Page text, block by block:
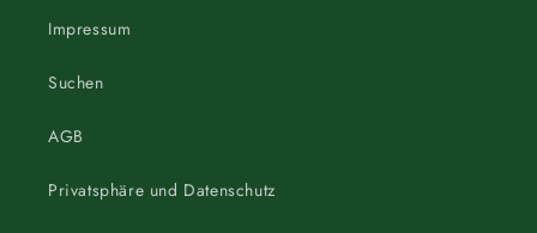
Impressum
Suchen
AGB
Privatsphäre und Datenschutz